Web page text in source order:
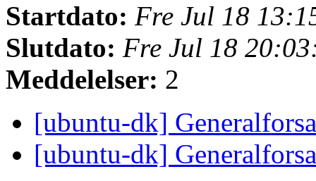
Startdato: Fre Jul 18
Slutdato: Fre Jul 18
Meddelelser: 2
[ubuntu-dk]
[ubuntu-dk]